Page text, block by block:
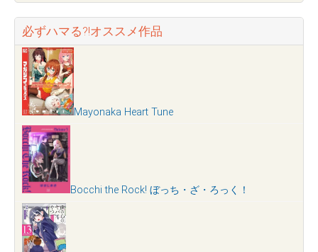
必ずハマる?!オススメ作品
Mayonaka Heart Tune
Bocchi the Rock! ぼっち・ざ・ろっく！